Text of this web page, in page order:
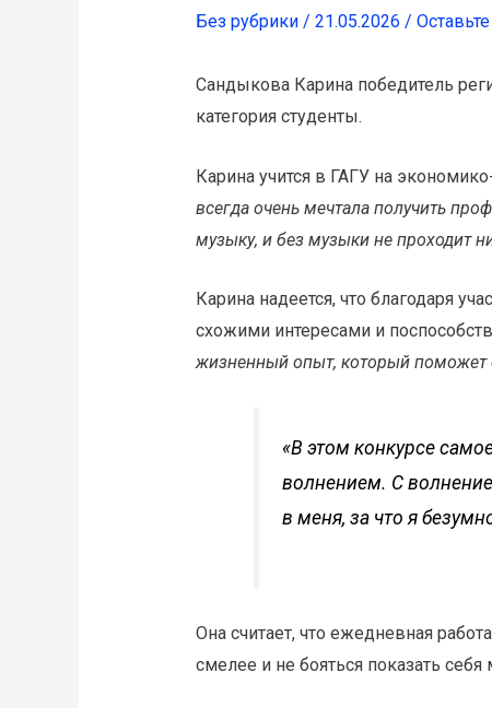
Без рубрики/ 21.05.2026 /
Сандыкова Карина победитель
категория студенты.
Карина учится в ГАГУ на
всегда очень мечтала получить
музыку, и без музыки не проходит
Карина надеется, что благодаря
схожими интересами и
жизненный опыт, который поможет
«В этом конкурсе
волнением. С
в меня, за что я
Она считает, что ежедневная
смелее и не бояться показать себя